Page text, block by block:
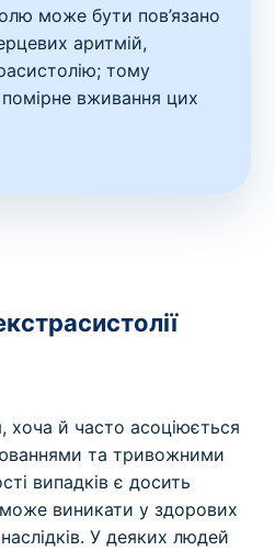
може бути пов’язано
аритмій,
тому
вживання цих
хоча й часто асоціюється
та тривожними
випадків є досить
виникати у здорових
У деяких людей